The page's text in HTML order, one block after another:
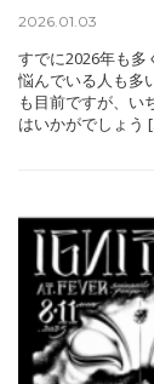
2026.01.03
すでに2026年も多
悩んでいる人も多
も目前ですが、い
はいかがでしょう